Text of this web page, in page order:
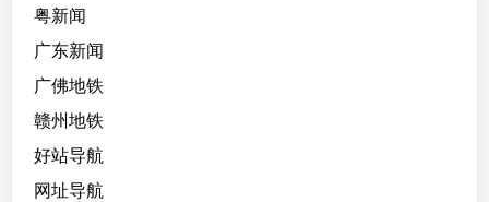
粤新闻
广东新闻
广佛地铁
赣州地铁
好站导航
网址导航